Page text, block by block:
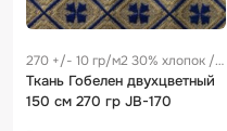
270 +/- 10 гр/м2 30% хлопок /
70% полиэстер 0.29 м
Ткань Гобелен двухцветный
150 см 270 гр JB-170